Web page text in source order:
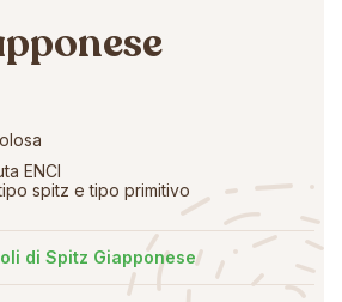
ENCI
spitz e tipo primitivo
di Spitz Giapponese